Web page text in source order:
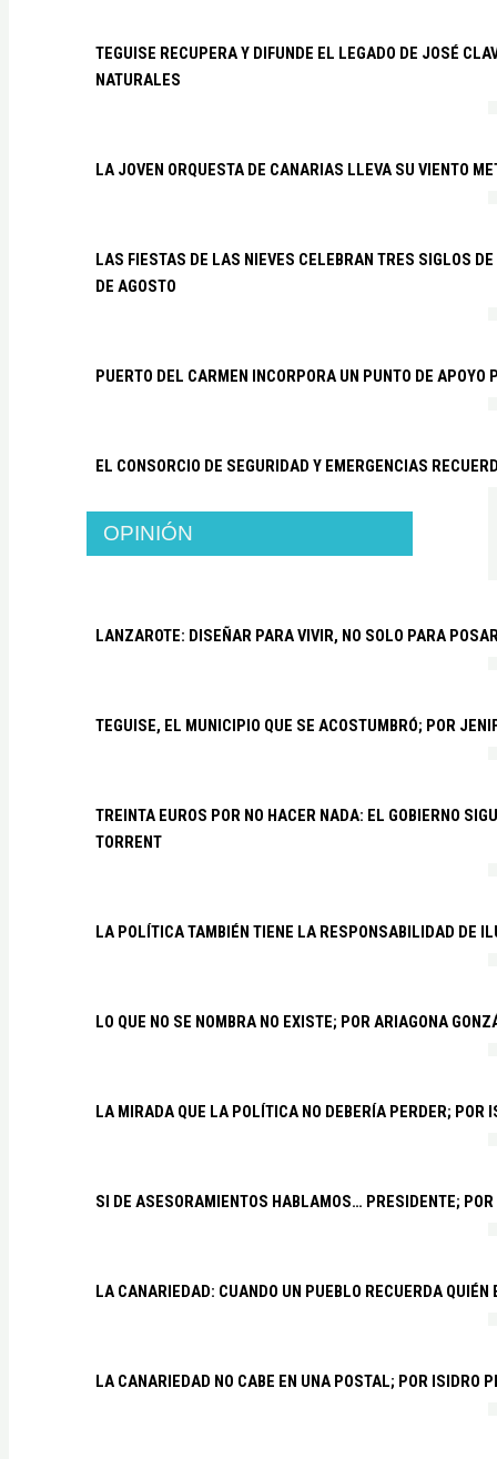
TEGUISE RECUPERA Y DIFUNDE EL LEGADO DE JOSÉ
NATURALES
LA JOVEN ORQUESTA DE CANARIAS LLEVA SU VIENTO
LAS FIESTAS DE LAS NIEVES CELEBRAN TRES SIGLOS
DE AGOSTO
PUERTO DEL CARMEN INCORPORA UN PUNTO DE
EL CONSORCIO DE SEGURIDAD Y EMERGENCIAS
OPINIÓN
LANZAROTE: DISEÑAR PARA VIVIR, NO SOLO PARA
TEGUISE, EL MUNICIPIO QUE SE ACOSTUMBRÓ; POR
TREINTA EUROS POR NO HACER NADA: EL GOBIERNO
TORRENT
LA POLÍTICA TAMBIÉN TIENE LA RESPONSABILIDAD DE
LO QUE NO SE NOMBRA NO EXISTE; POR ARIAGONA
LA MIRADA QUE LA POLÍTICA NO DEBERÍA PERDER; POR
SI DE ASESORAMIENTOS HABLAMOS… PRESIDENTE;
LA CANARIEDAD: CUANDO UN PUEBLO RECUERDA QUIÉN
LA CANARIEDAD NO CABE EN UNA POSTAL; POR ISIDRO